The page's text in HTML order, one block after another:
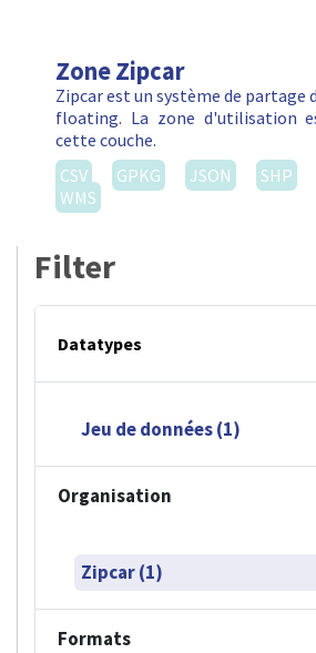
Zone Zipcar
Zipcar est un système de partage
floating. La zone d'utilisation
cette couche.
CSV
GPKG JSON SHP
WMS
Filter
Datatypes
Jeu de données (1)
Organisation
Zipcar (1)
Formats